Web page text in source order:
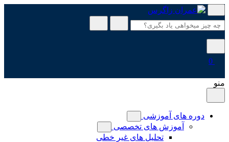
به
محتوا
0
منو
دوره های آموزشی
آموزش های تخصصی
تحلیل های غیر خطی